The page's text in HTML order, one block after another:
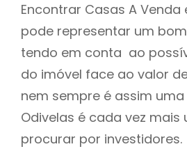
Encontrar Casas A Venda
pode representar um
tendo em conta ao
do imóvel face ao valor
nem sempre é assim uma
Odivelas é cada vez mais
procurar por investidores.